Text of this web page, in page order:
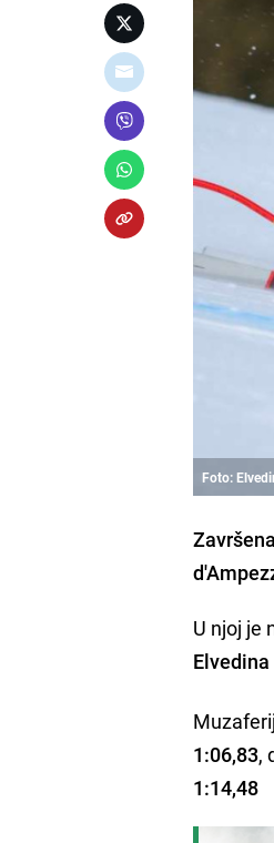
Foto:
U njoj je
1:06,83,
1:14,48